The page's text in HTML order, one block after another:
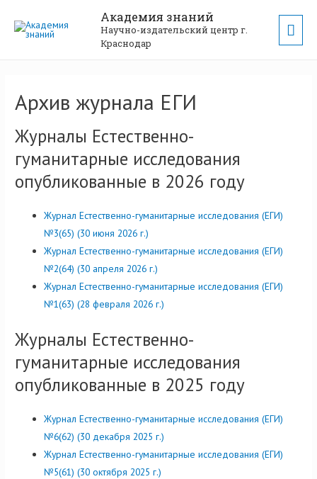
Академия знаний
Научно-издательский центр г.
Краснодар
Архив журнала ЕГИ
Журналы Естественно-
гуманитарные исследования
опубликованные в 2026 году
Журнал Естественно-гуманитарные исследования (ЕГИ)
№3(65) (30 июня 2026 г.)
Журнал Естественно-гуманитарные исследования (ЕГИ)
№2(64) (30 апреля 2026 г.)
Журнал Естественно-гуманитарные исследования (ЕГИ)
№1(63) (28 февраля 2026 г.)
Журналы Естественно-
гуманитарные исследования
опубликованные в 2025 году
Журнал Естественно-гуманитарные исследования (ЕГИ)
№6(62) (30 декабря 2025 г.)
Журнал Естественно-гуманитарные исследования (ЕГИ)
№5(61) (30 октября 2025 г.)